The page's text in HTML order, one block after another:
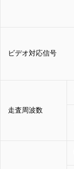
ビデオ対応信号
走査周波数